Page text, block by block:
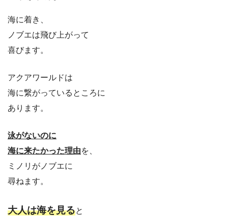
海に着き、
ノブエは飛び上がって
喜びます。
アクアワールドは
海に繋がっているところに
あります。
泳がないのに
海に来たかった理由を、
ミノリがノブエに
尋ねます。
大人は海を見ると